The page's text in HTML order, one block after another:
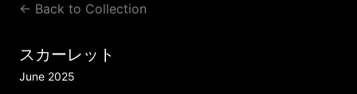
← Back to Collection
スカーレット
June 2025